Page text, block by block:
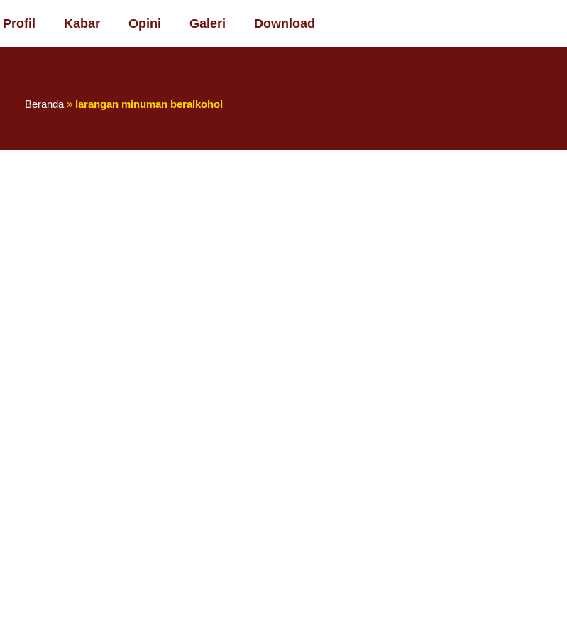
Profil Kabar Opini Galeri Download
Beranda » larangan minuman beralkohol